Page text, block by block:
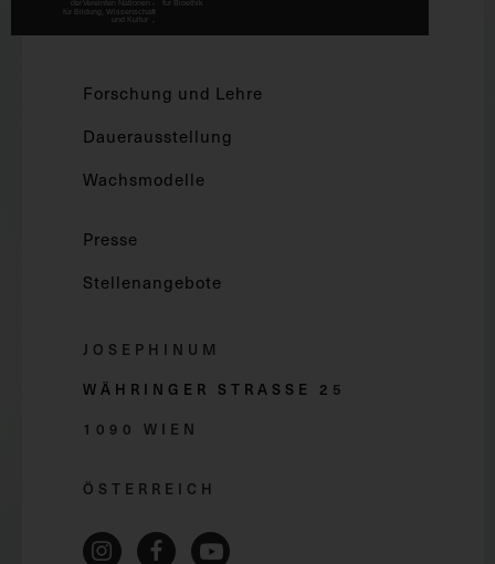
Forschung und Lehre
Dauerausstellung
Wachsmodelle
Presse
Stellenangebote
JOSEPHINUM
WÄHRINGER STRASSE 2 5
1090 WIEN
ÖSTERREICH